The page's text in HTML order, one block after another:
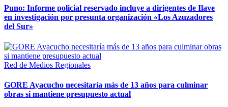
Puno: Informe policial reservado incluye a dirigentes de Ilave
en investigación por presunta organización «Los Azuzadores
del Sur»
Red de Medios Regionales
GORE Ayacucho necesitaría más de 13 años para culminar
obras si mantiene presupuesto actual